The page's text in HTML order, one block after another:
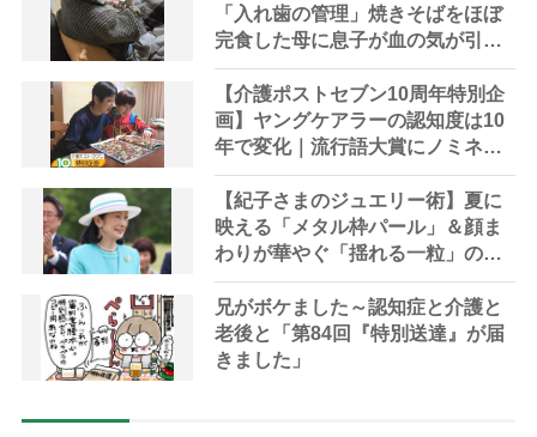
「入れ歯の管理」焼きそばをほぼ
完食した母に息子が血の気が引い
た理由
【介護ポストセブン10周年特別企
画】ヤングケアラーの認知度は10
年で変化｜流行語大賞にノミネー
ト、法律にも明記されたが果たし
て現在は？
【紀子さまのジュエリー術】夏に
映える「メタル枠パール」＆顔ま
わりが華やぐ「揺れる一粒」の使
い分け方
兄がボケました～認知症と介護と
老後と「第84回『特別送達』が届
きました」